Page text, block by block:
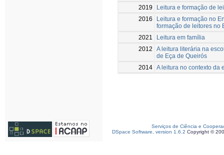
2019
Leitura e formação de
2016
Leitura e formação no
formação de leitores no
2021
Leitura em família
2012
A leitura literária na
de Eça de Queirós
2014 A leitura no contexto da
Serviços de Ciência e
DSpace Software, version 1.6.2 Copyright ©